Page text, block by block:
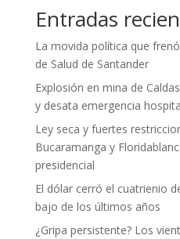
Entradas
La movida política que
de Salud de Santander
Explosión en mina de
y desata emergencia
Ley seca y fuertes
Bucaramanga y
presidencial
El dólar cerró el cuatrienio
bajo de los últimos años
¿Gripa persistente? Los